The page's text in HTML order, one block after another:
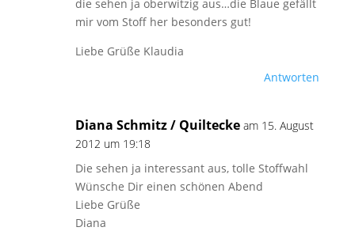
die sehen ja oberwitzig aus…die Blaue gefällt
mir vom Stoff her besonders gut!
Liebe Grüße Klaudia
Antworten
Diana Schmitz / Quiltecke am 15. August
2012 um 19:18
Die sehen ja interessant aus, tolle Stoffwahl
Wünsche Dir einen schönen Abend
Liebe Grüße
Diana